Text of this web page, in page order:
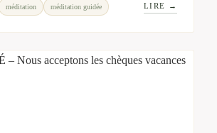
aujourd’hui avec nos audios bien-
méditation méditation guidée LIRE →